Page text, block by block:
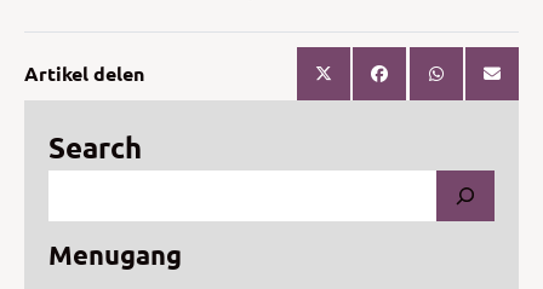
Artikel delen
Search
Menugang